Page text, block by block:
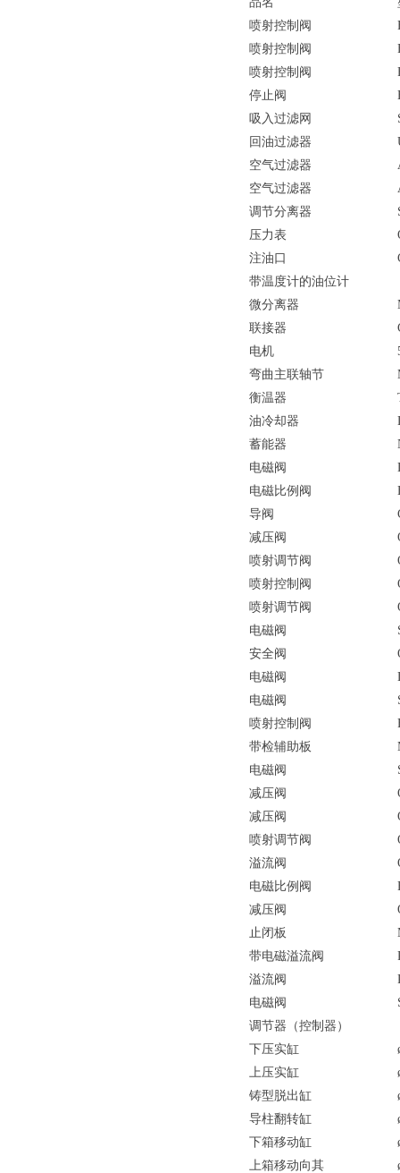
喷射控制阀
喷射控制阀
喷射控制阀
停止阀
吸入过滤网
回油过滤器
空气过滤器
空气过滤器
调节分离器
压力表
注油口
带温度计的油位计
微分离器
联接器
电机
弯曲主联轴节
衡温器
油冷却器
蓄能器
电磁阀
电磁比例阀
导阀
减压阀
喷射调节阀
喷射控制阀
喷射调节阀
电磁阀
安全阀
电磁阀
电磁阀
喷射控制阀
带检辅助板
电磁阀
减压阀
减压阀
喷射调节阀
溢流阀
电磁比例阀
减压阀
止闭板
带电磁溢流阀
溢流阀
电磁阀
调节器（控制器）
下压实缸
上压实缸
铸型脱出缸
导柱翻转缸
下箱移动缸
上箱移动向其